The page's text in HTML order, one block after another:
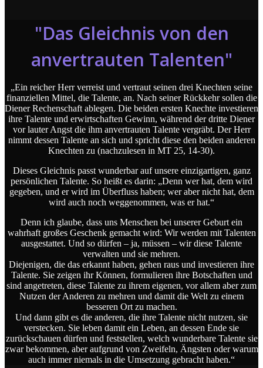
"Das Gleichnis von den
anvertrauten Talenten"
„Ein reicher Herr verreist und vertraut seinen drei Knechten seine
finanziellen Mittel, die Talente, an. Nach seiner Rückkehr sollen die
Diener Rechenschaft ablegen. Die beiden ersten Knechte investieren
ihre Talente und erwirtschaften Gewinn, während der dritte Diener
vor lauter Angst die ihm anvertrauten Talente vergräbt. Der Herr
nimmt dessen Talente an sich und spricht diese den beiden anderen
Knechten zu (nachzulesen in MT 25, 14-30).
Dieses Gleichnis passt wunderbar auf unsere einzigartigen, ganz
persönlichen Talente. So heißt es darin: „Denn wer hat, dem wird
gegeben, und er wird im Überfluss haben; wer aber nicht hat, dem
wird auch noch weggenommen, was er hat.“
Denn ich glaube, dass uns Menschen bei unserer Geburt ein
wahrhaft großes Geschenk gemacht wird: Wir werden mit Talenten
ausgestattet. Und so dürfen – ja, müssen – wir diese Talente
verwalten und sie mehren.
Diejenigen, die das erkannt haben, gehen raus und investieren ihre
Talente. Sie zeigen ihr Können, formulieren ihre Botschaften und
sind angetreten, diese Talente zu ihrem eigenen, vor allem aber zum
Nutzen der Anderen zu mehren und damit die Welt zu einem
besseren Ort zu machen.
Und dann gibt es die anderen, die ihre Talente nicht nutzen, sie
verstecken. Sie leben damit ein Leben, an dessen Ende sie
zurückschauen dürfen und feststellen, welch wunderbare Talente sie
zwar bekommen, aber aufgrund von Zweifeln, Ängsten oder warum
auch immer niemals in die Umsetzung gebracht haben.“